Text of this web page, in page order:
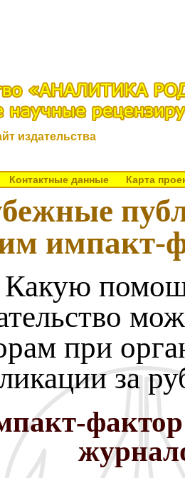
издательства
Контактные данные Карта
импакт-
Какую
при
за